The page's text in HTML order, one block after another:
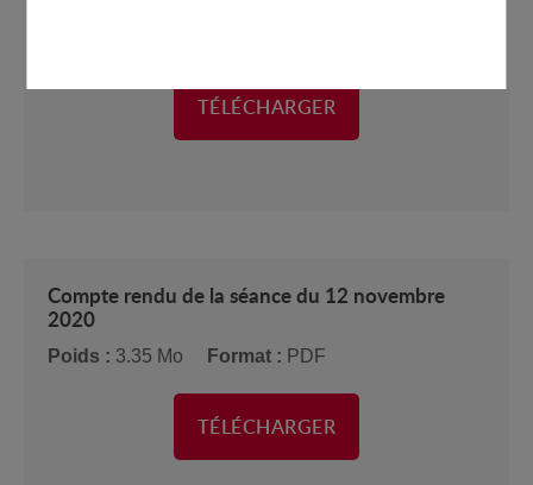
TÉLÉCHARGER
Compte rendu de la séance du 12 novembre
2020
Poids : 3.35 Mo Format : PDF
TÉLÉCHARGER